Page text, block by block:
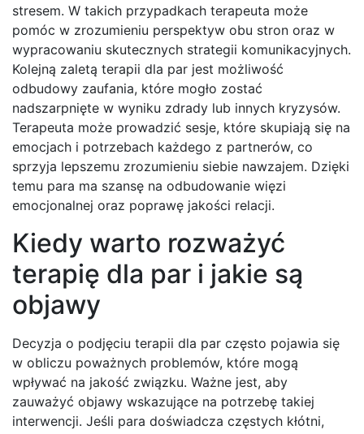
stresem. W takich przypadkach terapeuta może
pomóc w zrozumieniu perspektyw obu stron oraz w
wypracowaniu skutecznych strategii komunikacyjnych.
Kolejną zaletą terapii dla par jest możliwość
odbudowy zaufania, które mogło zostać
nadszarpnięte w wyniku zdrady lub innych kryzysów.
Terapeuta może prowadzić sesje, które skupiają się na
emocjach i potrzebach każdego z partnerów, co
sprzyja lepszemu zrozumieniu siebie nawzajem. Dzięki
temu para ma szansę na odbudowanie więzi
emocjonalnej oraz poprawę jakości relacji.
Kiedy warto rozważyć
terapię dla par i jakie są
objawy
Decyzja o podjęciu terapii dla par często pojawia się
w obliczu poważnych problemów, które mogą
wpływać na jakość związku. Ważne jest, aby
zauważyć objawy wskazujące na potrzebę takiej
interwencji. Jeśli para doświadcza częstych kłótni,